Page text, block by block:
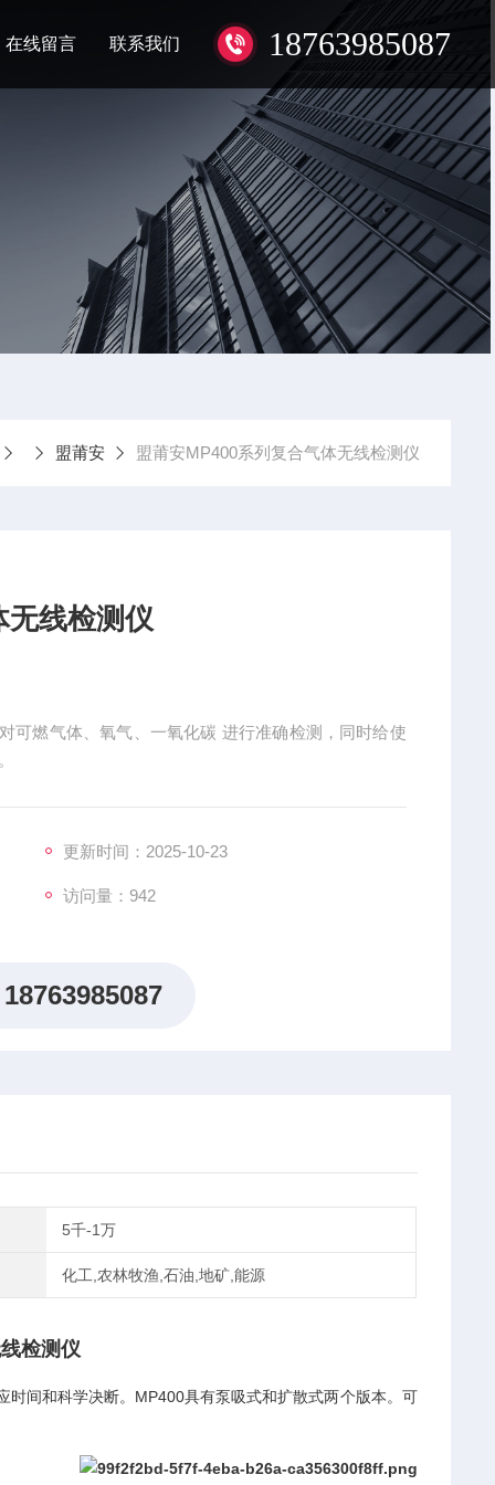
18763985087
在线留言 联系我们
盟莆安 盟莆安MP400系列复合气体无线检测仪
无线检测仪
可燃气体、氧气、一氧化碳 进行准确检测，同时给使
更新时间：2025-10-23
访问量：942
18763985087
5千-1万
化工,农林牧渔,石油,地矿,能源
检测仪
间和科学决断。MP400具有泵吸式和扩散式两个版本。可